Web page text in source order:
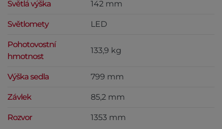
Světlá výška 142 mm
Světlomety LED
Pohotovostní
hmotnost
133,9 kg
Výška sedla 799 mm
Závlek 85,2 mm
Rozvor 1353 mm